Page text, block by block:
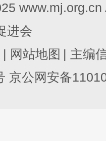
进会
| 网站地图 | 主编
京公网安备